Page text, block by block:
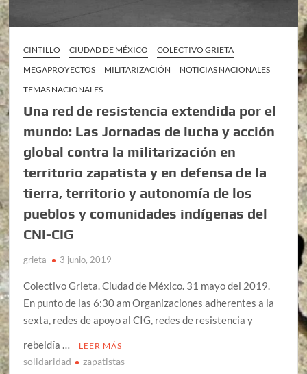
CINTILLO CIUDAD DE MÉXICO
COLECTIVO GRIETA
MEGAPROYECTOS
MILITARIZACIÓN
NOTICIAS NACIONALES
TEMAS NACIONALES
Una red de resistencia extendida por el
mundo: Las Jornadas de lucha y acción
global contra la militarización en
territorio zapatista y en defensa de la
tierra, territorio y autonomía de los
pueblos y comunidades indígenas del
CNI-CIG
grieta 3 junio, 2019
Colectivo Grieta. Ciudad de México. 31 mayo del 2019.
En punto de las 6:30 am Organizaciones adherentes a la
sexta, redes de apoyo al CIG, redes de resistencia y
rebeldía …
LEER MÁS
solidaridad zapatistas